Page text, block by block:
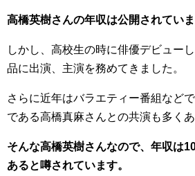
高橋英樹さんの年収は公開されていま
しかし、高校生の時に俳優デビュー
品に出演、主演を務めてきました。
さらに近年はバラエティー番組など
である高橋真麻さんとの共演も多くあ
そんな高橋英樹さんなので、年収は
あると噂されています。